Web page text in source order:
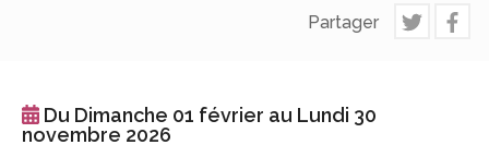
Partager
Du Dimanche 01 février au Lundi 30
novembre 2026